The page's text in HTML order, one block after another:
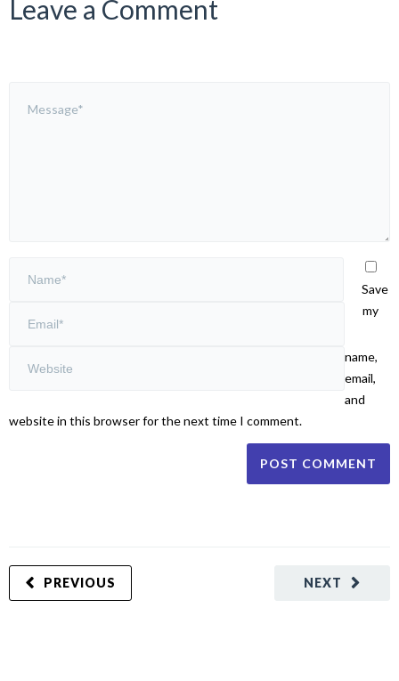
Leave a Comment
Save
my
name,
email,
and
website in this browser for the next time I comment.
NEXT
PREVIOUS